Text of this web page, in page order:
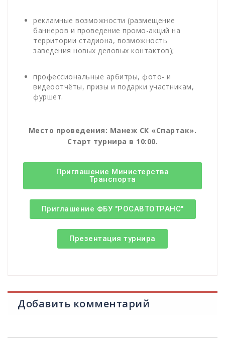
рекламные возможности (размещение
баннеров и проведение промо-акций на
территории стадиона, возможность
заведения новых деловых контактов);
профессиональные арбитры, фото- и
видеоотчёты, призы и подарки участникам,
фуршет.
Место проведения: Манеж СК «Спартак».
Старт турнира в 10:00.
Приглашение Министерства
Транспорта
Приглашение ФБУ "РОСАВТОТРАНС"
Презентация турнира
Добавить комментарий